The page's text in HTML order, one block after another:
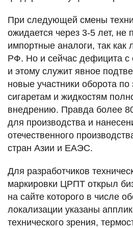
При следующей смены
ожидается через 3-5 лет, не
импортные аналоги, так как
РФ. Но и сейчас дефицита с
и этому служит явное
новые участники оборота
сигаретам и жидкостям
внедрению. Правда более
для производства и
отечественного
стран Азии и ЕАЭС.
Для разработчиков
маркировки ЦРПТ открыл
на сайте которого в числе
локализации указаны
технического зрения,